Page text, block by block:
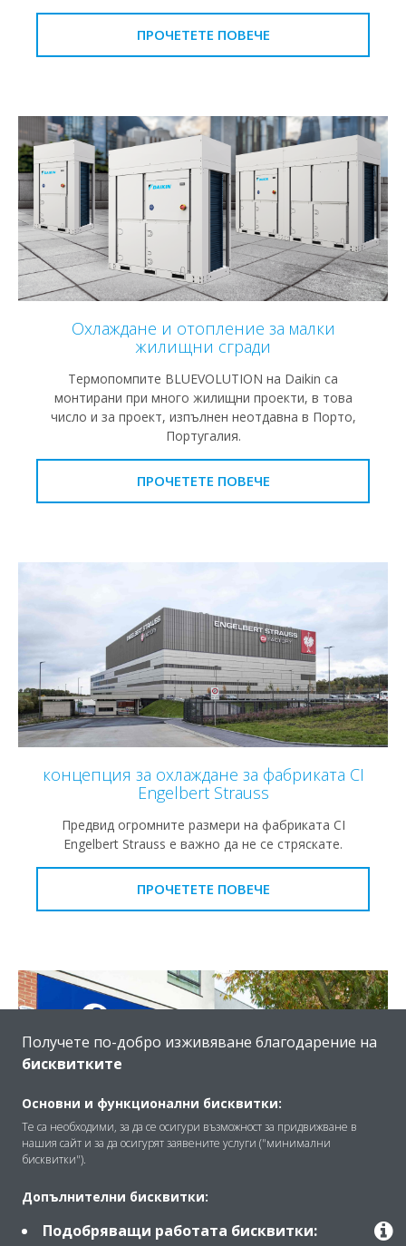
ПРОЧЕТЕТЕ ПОВЕЧЕ
Охлаждане и отопление за малки
жилищни сгради
Термопомпите BLUEVOLUTION на Daikin са
монтирани при много жилищни проекти, в това
число и за проект, изпълнен неотдавна в Порто,
Португалия.
ПРОЧЕТЕТЕ ПОВЕЧЕ
концепция за охлаждане за фабриката CI
Engelbert Strauss
Предвид огромните размери на фабриката CI
Engelbert Strauss е важно да не се стряскате.
ПРОЧЕТЕТЕ ПОВЕЧЕ
кръгъл поток постигнаха 50% спестяване на енергия
Получете по-добро изживяване благодарение на
бисквитките
Основни и функционални бисквитки:
Те са необходими, за да се осигури възможност за придвижване в
нашия сайт и за да осигурят заявените услуги ("минимални
бисквитки").
Допълнителни бисквитки:
Подобряващи работата бисквитки: